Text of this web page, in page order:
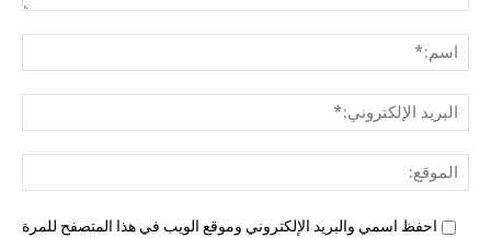
احفظ اسمي والبريد الإلكتروني وموقع الويب في هذا المتصفح للمرة